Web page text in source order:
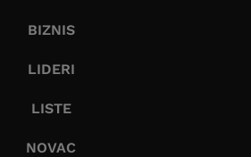
BIZNIS
LIDERI
LISTE
NOVAC